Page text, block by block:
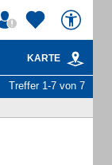
KARTE
Treffer 1-7 von 7